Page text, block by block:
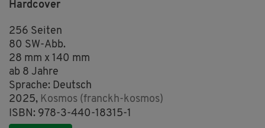
Hardcover
256 Seiten
80 SW-Abb.
28 mm x 140 mm
ab 8 Jahre
Sprache: Deutsch
2025, Kosmos (franckh-kosmos)
ISBN: 978-3-440-18315-1